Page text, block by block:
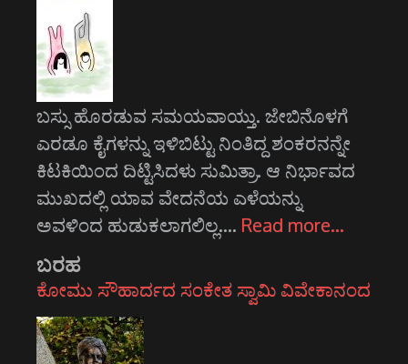
ಬಸ್ಸು ಹೊರಡುವ ಸಮಯವಾಯ್ತು. ಜೇಬಿನೊಳಗೆ
ಎರಡೂ ಕೈಗಳನ್ನು ಇಳಿಬಿಟ್ಟು ನಿಂತಿದ್ದ ಶಂಕರನನ್ನೇ
ಕಿಟಕಿಯಿಂದ ದಿಟ್ಟಿಸಿದಳು ಸುಮಿತ್ರಾ. ಆ ನಿರ್ಭಾವದ
ಮುಖದಲ್ಲಿ ಯಾವ ವೇದನೆಯ ಎಳೆಯನ್ನು
ಅವಳಿಂದ ಹುಡುಕಲಾಗಲಿಲ್ಲ.… Read more…
ಬರಹ
ಕೋಮು ಸೌಹಾರ್ದದ ಸಂಕೇತ ಸ್ವಾಮಿ ವಿವೇಕಾನಂದ